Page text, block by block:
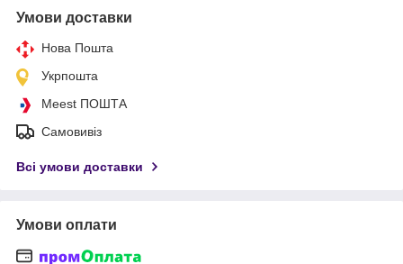
Умови доставки
Нова Пошта
Укрпошта
Meest ПОШТА
Самовивіз
Всі умови доставки
Умови оплати